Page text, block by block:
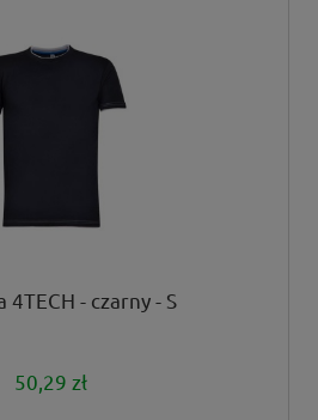
4TECH - czarny - S
50,29 zł